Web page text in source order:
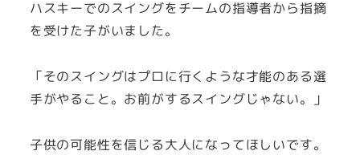
ハスキーでのスイングをチームの指導者から指摘
を受けた子がいました。
「そのスイングはプロに行くような才能のある選
手がやること。お前がするスイングじゃない。」
子供の可能性を信じる大人になってほしいです。